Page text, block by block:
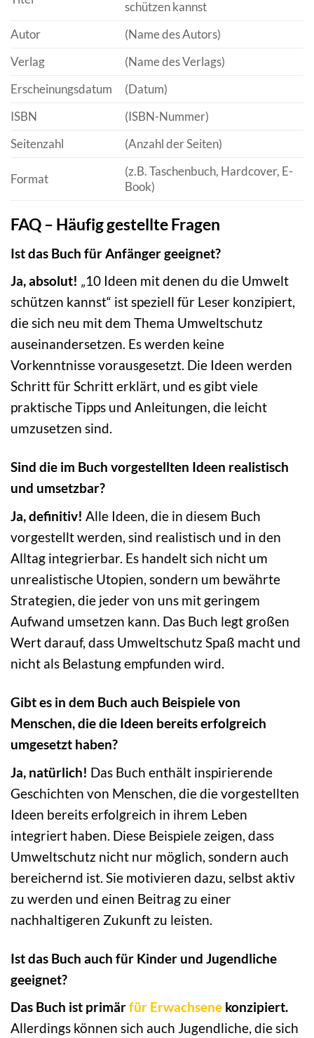
schützen kannst
Autor
(Name des Autors)
Verlag
(Name des Verlags)
Erscheinungsdatum
(Datum)
ISBN
(ISBN-Nummer)
Seitenzahl
(Anzahl der Seiten)
Format
(z.B. Taschenbuch, Hardcover, E-
Book)
FAQ – Häufig gestellte Fragen
Ist das Buch für Anfänger geeignet?
Ja, absolut! „10 Ideen mit denen du die Umwelt
schützen kannst“ ist speziell für Leser konzipiert,
die sich neu mit dem Thema Umweltschutz
auseinandersetzen. Es werden keine
Vorkenntnisse vorausgesetzt. Die Ideen werden
Schritt für Schritt erklärt, und es gibt viele
praktische Tipps und Anleitungen, die leicht
umzusetzen sind.
Sind die im Buch vorgestellten Ideen realistisch
und umsetzbar?
Ja, definitiv! Alle Ideen, die in diesem Buch
vorgestellt werden, sind realistisch und in den
Alltag integrierbar. Es handelt sich nicht um
unrealistische Utopien, sondern um bewährte
Strategien, die jeder von uns mit geringem
Aufwand umsetzen kann. Das Buch legt großen
Wert darauf, dass Umweltschutz Spaß macht und
nicht als Belastung empfunden wird.
Gibt es in dem Buch auch Beispiele von
Menschen, die die Ideen bereits erfolgreich
umgesetzt haben?
Ja, natürlich! Das Buch enthält inspirierende
Geschichten von Menschen, die die vorgestellten
Ideen bereits erfolgreich in ihrem Leben
integriert haben. Diese Beispiele zeigen, dass
Umweltschutz nicht nur möglich, sondern auch
bereichernd ist. Sie motivieren dazu, selbst aktiv
zu werden und einen Beitrag zu einer
nachhaltigeren Zukunft zu leisten.
Ist das Buch auch für Kinder und Jugendliche
geeignet?
Das Buch ist primärfür Erwachsene konzipiert.
Allerdings können sich auch Jugendliche, die sich